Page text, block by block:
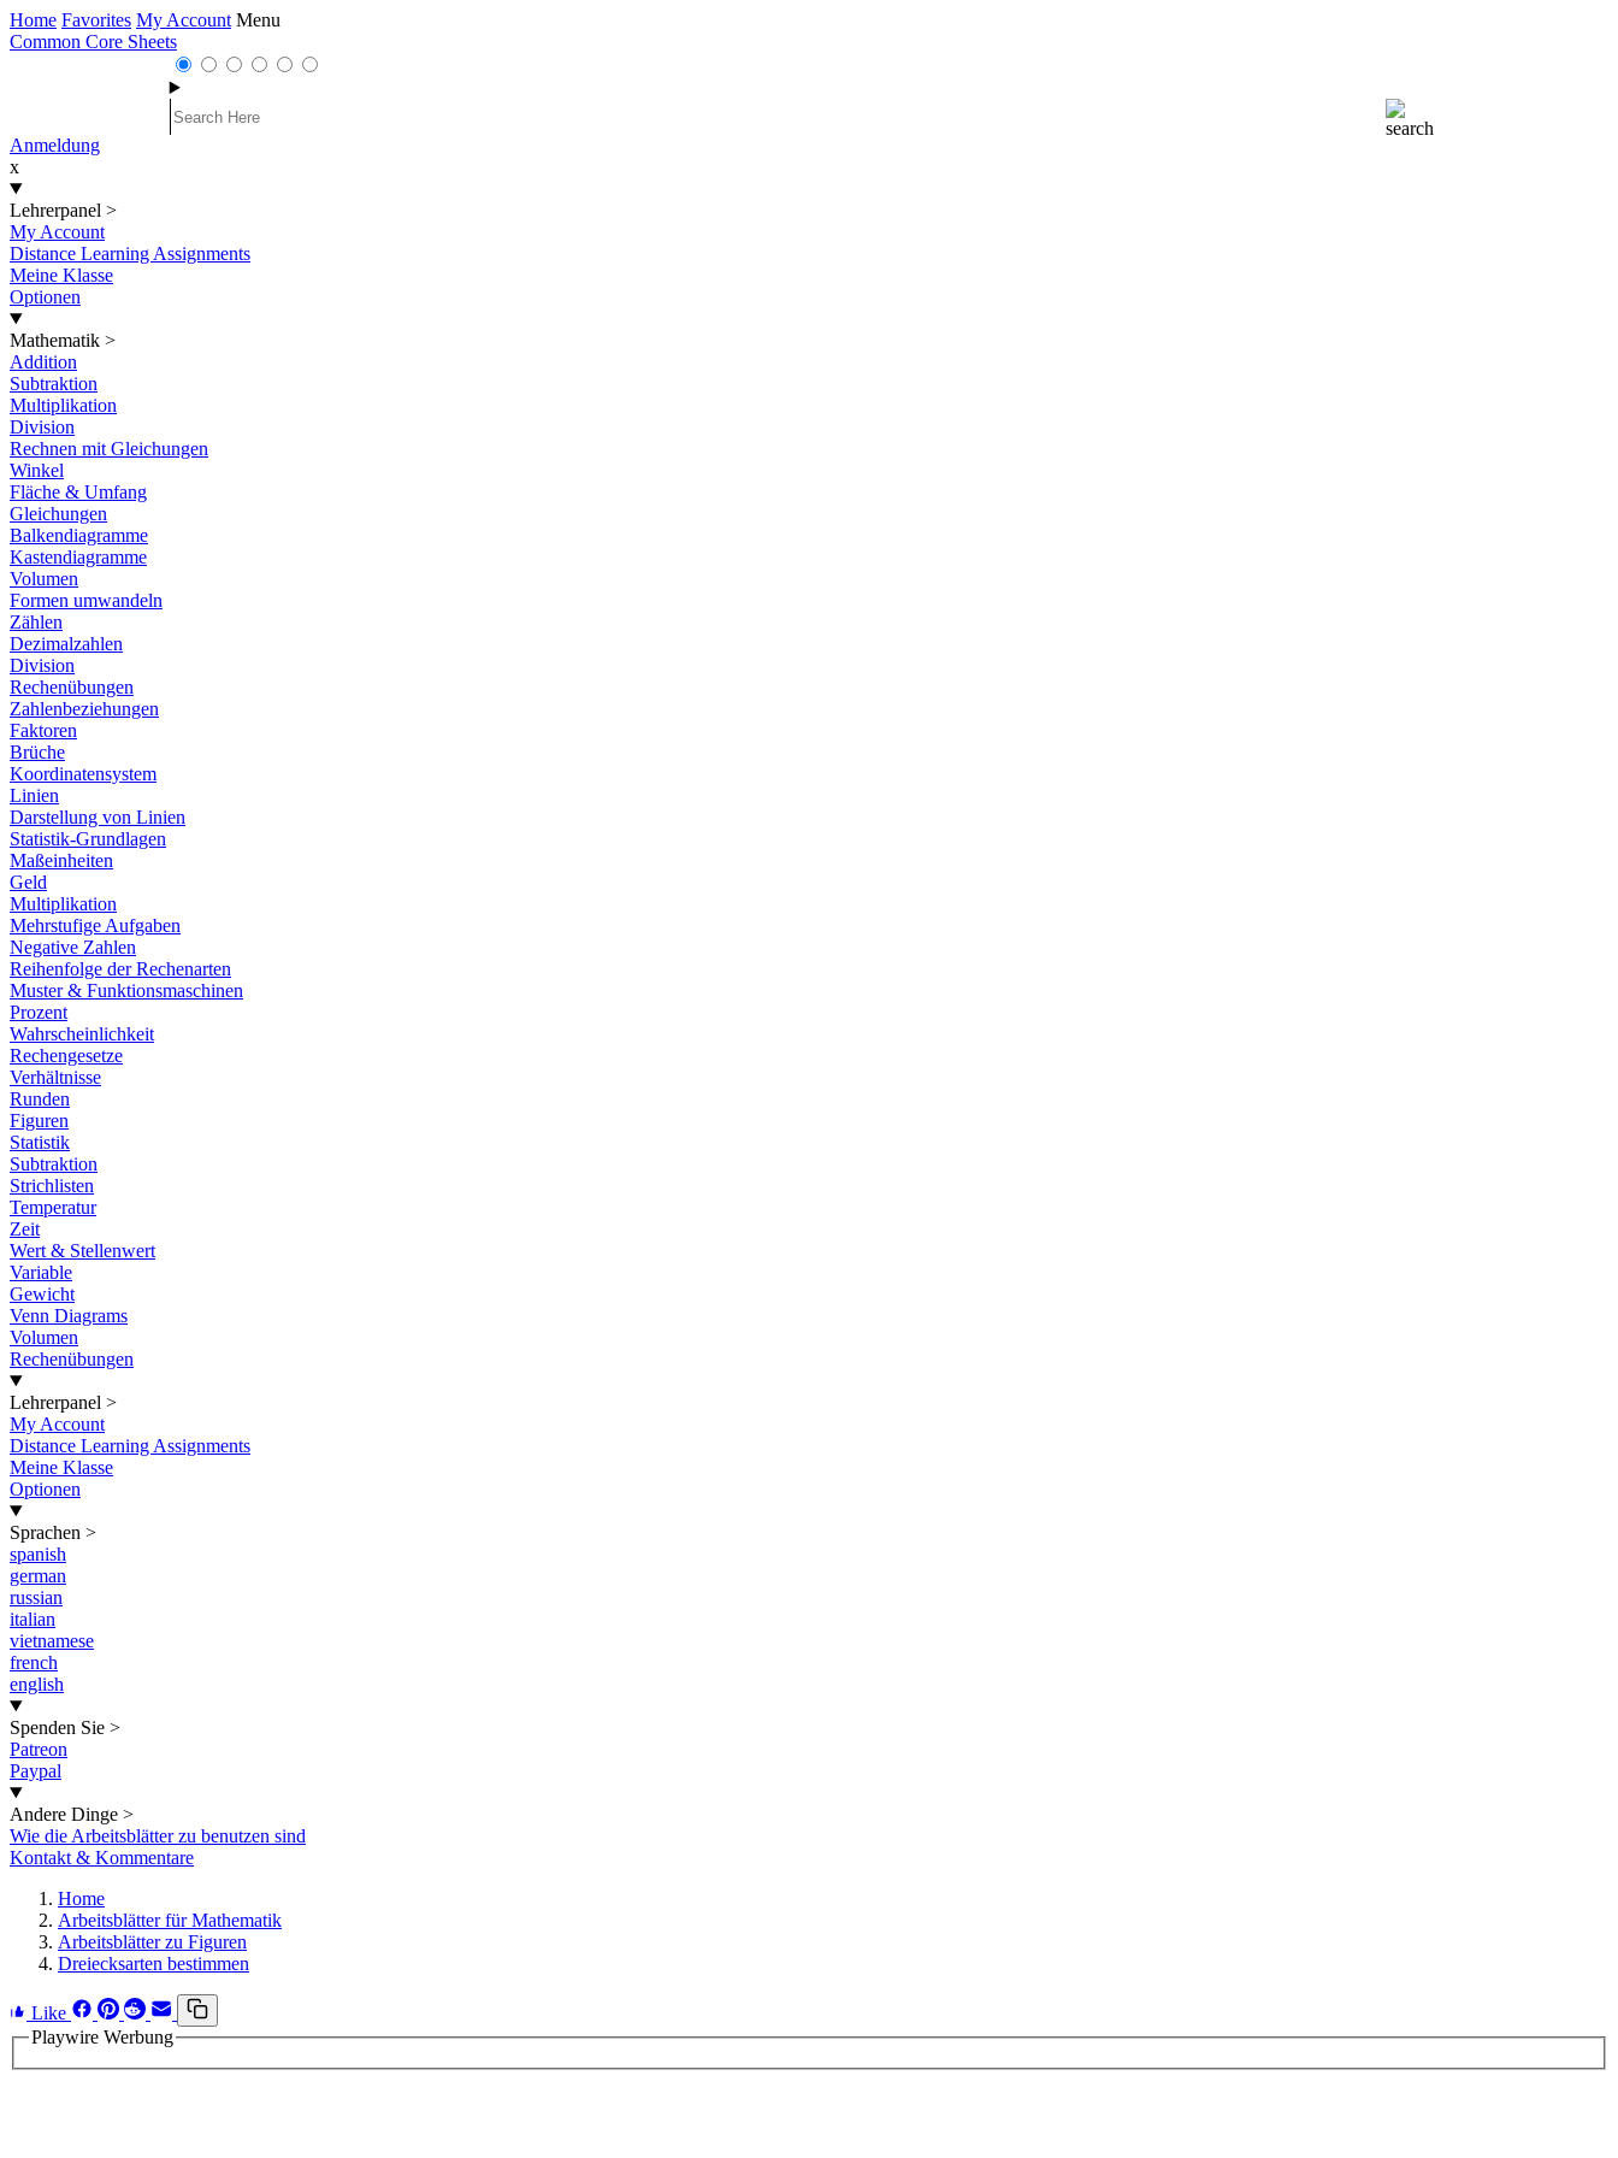
Home Favorites My Account Menu
Common Core Sheets
Anmeldung
x
Lehrerpanel >
My Account
Distance Learning Assignments
Meine Klasse
Optionen
Mathematik >
Addition
Subtraktion
Multiplikation
Division
Rechnen mit Gleichungen
Winkel
Fläche & Umfang
Gleichungen
Balkendiagramme
Kastendiagramme
Volumen
Formen umwandeln
Zählen
Dezimalzahlen
Division
Rechenübungen
Zahlenbeziehungen
Faktoren
Brüche
Koordinatensystem
Linien
Darstellung von Linien
Statistik-Grundlagen
Maßeinheiten
Geld
Multiplikation
Mehrstufige Aufgaben
Negative Zahlen
Reihenfolge der Rechenarten
Muster & Funktionsmaschinen
Prozent
Wahrscheinlichkeit
Rechengesetze
Verhältnisse
Runden
Figuren
Statistik
Subtraktion
Strichlisten
Temperatur
Zeit
Wert & Stellenwert
Variable
Gewicht
Venn Diagrams
Volumen
Rechenübungen
Lehrerpanel >
My Account
Distance Learning Assignments
Meine Klasse
Optionen
Sprachen >
spanish
german
russian
italian
vietnamese
french
english
Spenden Sie >
Patreon
Paypal
Andere Dinge >
Wie die Arbeitsblätter zu benutzen sind
Kontakt & Kommentare
Home
Arbeitsblätter für Mathematik
Arbeitsblätter zu Figuren
Dreiecksarten bestimmen
Like
Playwire Werbung